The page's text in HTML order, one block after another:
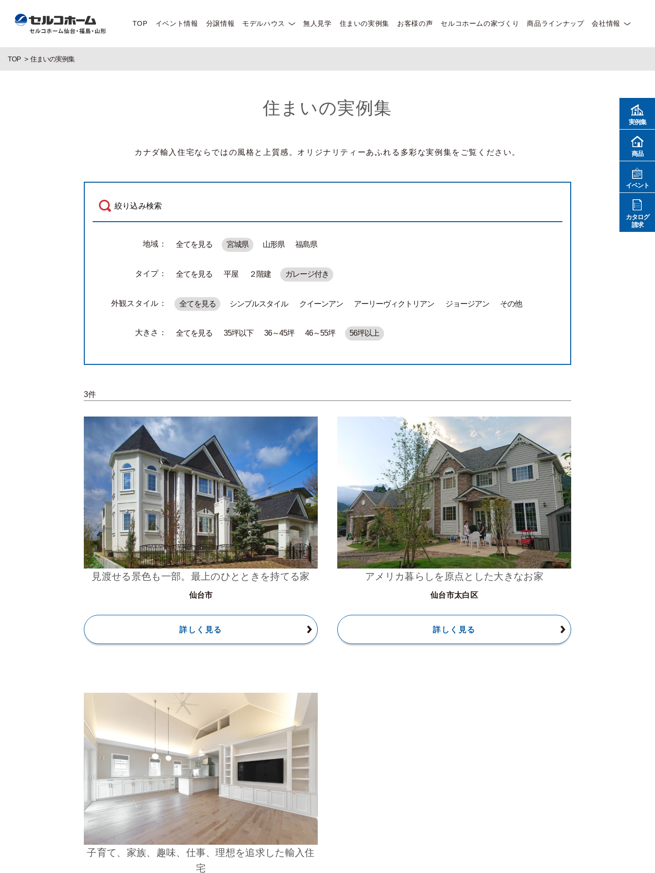
TOP イベント情報 分譲情報 モデルハウス 無人見学 住まいの実例集 お客様の声 セルコホームの家づくり 商品ラインナップ 会社情報
TOP 住まいの実例集
住まいの実例集
カナダ輸入住宅ならではの風格と上質感。オリジナリティーあふれる多彩な実例集をご覧ください。
絞り込み検索
地域： 全てを見る 宮城県 山形県 福島県
タイプ： 全てを見る 平屋 ２階建 ガレージ付き
外観スタイル： 全てを見る シンプルスタイル クイーンアン アーリーヴィクトリアン ジョージアン その他
大きさ： 全てを見る 35坪以下 36～45坪 46～55坪 56坪以上
3件
見渡せる景色も一部。最上のひとときを持てる家
仙台市
詳しく見る
アメリカ暮らしを原点とした大きなお家
仙台市太白区
詳しく見る
子育て、家族、趣味、仕事、理想を追求した輸入住
宅
実例集
商品
イベント
カタログ
請求